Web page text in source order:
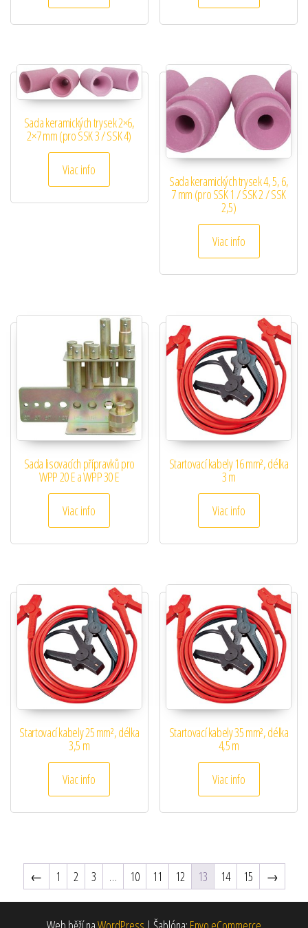
Sada keramických trysek 2×6,
2×7 mm (pro SSK 3 / SSK 4)
Viac info
Sada keramických trysek 4, 5, 6,
7 mm (pro SSK 1 / SSK 2 / SSK
2,5)
Viac info
Sada lisovacích přípravků pro
WPP 20 E a WPP 30 E
Viac info
Startovací kabely 16 mm², délka
3 m
Viac info
Startovací kabely 25 mm², délka
3,5 m
Viac info
Startovací kabely 35 mm², délka
4,5 m
Viac info
← 1 2 3 … 10 11 12 13 14 15 →